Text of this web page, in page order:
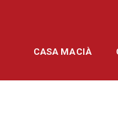
CASA MACIÀ